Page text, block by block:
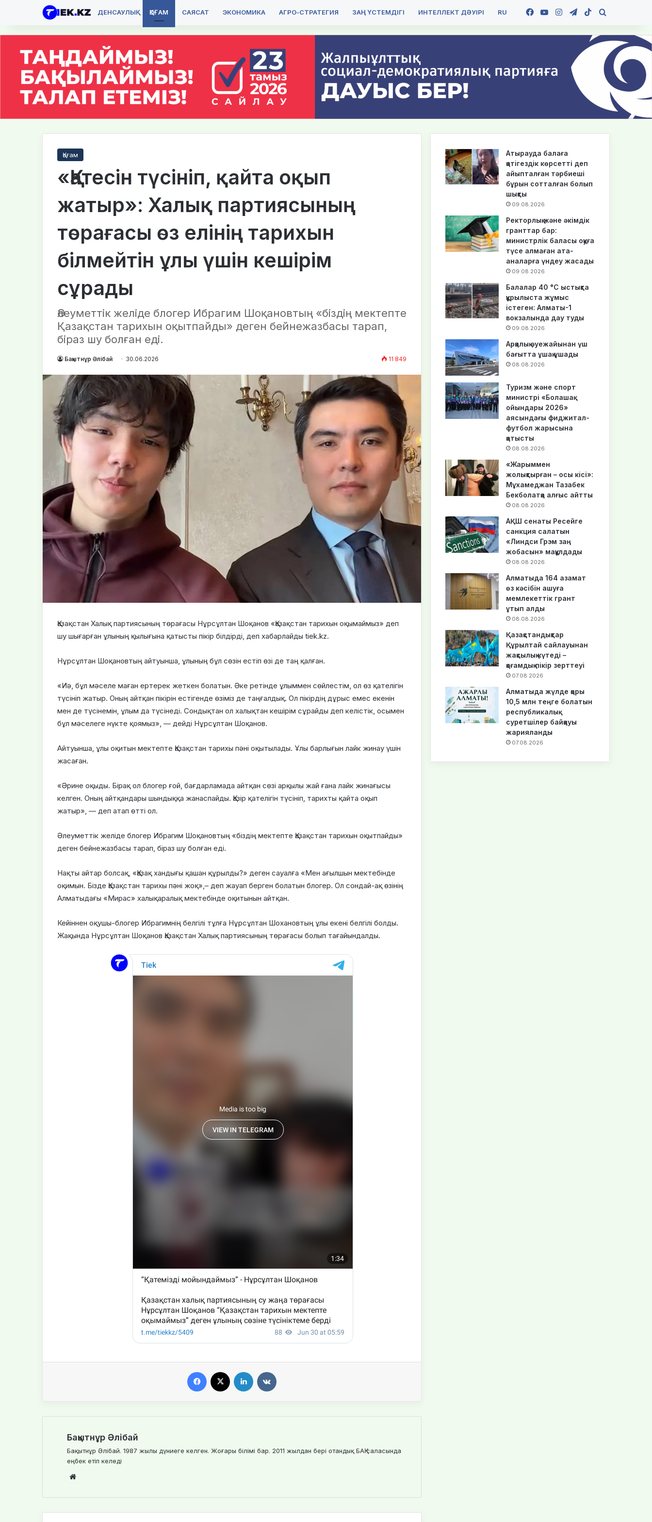
ДЕНСАУЛЫҚ ҚОҒАМ САЯСАТ ЭКОНОМИКА АГРО-СТРАТЕГИЯ ЗАҢ ҮСТЕМДІГІ ИНТЕЛЛЕКТ ДӘУІРІ RU Facebook
YouTubeInstagramTelegram
TikTok
Қоғам
«Қатесін түсініп, қайта оқып
жатыр»: Халық партиясының
төрағасы өз елінің тарихын
білмейтін ұлы үшін кешірім
сұрады
Әлеуметтік желіде блогер Ибрагим Шоқановтың «біздің мектепте
Қазақстан тарихын оқытпайды» деген бейнежазбасы тарап,
біраз шу болған еді.
Бақытнұр Әлібай 30.06.2026 11 849
Қазақстан Халық партиясының төрағасы Нұрсұлтан Шоқанов «Қазақстан тарихын оқымаймыз» деп
шу шығарған ұлының қылығына қатысты пікір білдірді, деп хабарлайды tiek.kz.
Нұрсұлтан Шоқановтың айтуынша, ұлының бұл сөзін естіп өзі де таң қалған.
«Иә, бұл мәселе маған ертерек жеткен болатын. Әке ретінде ұлыммен сөйлестім, ол өз қателігін
түсініп жатыр. Оның айтқан пікірін естігенде өзіміз де таңғалдық. Ол пікірдің дұрыс емес екенін
мен де түсінемін, ұлым да түсінеді. Сондықтан ол халықтан кешірім сұрайды деп келістік, осымен
бұл мәселеге нүкте қоямыз», — дейді Нұрсұлтан Шоқанов.
Айтуынша, ұлы оқитын мектепте Қазақстан тарихы пәні оқытылады. Ұлы барлығын лайк жинау үшін
жасаған.
«Әрине оқыды. Бірақ ол блогер ғой, бағдарламада айтқан сөзі арқылы жай ғана лайк жинағысы
келген. Оның айтқандары шындыққа жанаспайды. Қазір қателігін түсініп, тарихты қайта оқып
жатыр», — деп атап өтті ол.
Әлеуметтік желіде блогер Ибрагим Шоқановтың «біздің мектепте Қазақстан тарихын оқытпайды»
деген бейнежазбасы тарап, біраз шу болған еді.
Нақты айтар болсақ, «Қазақ хандығы қашан құрылды?» деген сауалға «Мен ағылшын мектебінде
оқимын. Бізде Қазақстан тарихы пәні жоқ»,– деп жауап берген болатын блогер. Ол сондай-ақ өзінің
Алматыдағы «Мирас» халықаралық мектебінде оқитынын айтқан.
Кейіннен оқушы-блогер Ибрагимнің белгілі тұлға Нұрсұлтан Шохановтың ұлы екені белгілі болды.
Жақында Нұрсұлтан Шоқанов Қазақстан Халық партиясының төрағасы болып тағайындалды.
Бақытнұр Әлібай
Бақытнұр Әлібай. 1987 жылы дүниеге келген. Жоғары білімі бар. 2011 жылдан бері отандық БАҚ саласында
еңбек етіп келеді
te
Атырауда балаға
қатігездік көрсетті деп
айыпталған тәрбиеші
бұрын сотталған болып
шықты
09.08.2026
Ректорлық және әкімдік
гранттар бар:
министрлік баласы оқуға
түсе алмаған ата-
аналарға үндеу жасады
09.08.2026
Балалар 40 °C ыстықта
құрылыста жұмыс
істеген: Алматы-1
вокзалында дау туды
09.08.2026
Арқалық әуежайынан үш
бағытта ұшақ ұшады
08.08.2026
Туризм және спорт
министрі «Болашақ
ойындары 2026»
аясындағы фиджитал-
футбол жарысына
қатысты
08.08.2026
«Жарыммен
жолықтырған – осы кісі»:
Мұхамеджан Тазабек
Бекболатқа алғыс айтты
08.08.2026
АҚШ сенаты Ресейге
санкция салатын
«Линдси Грэм заң
жобасын» мақұлдады
08.08.2026
Алматыда 164 азамат
өз кәсібін ашуға
мемлекеттік грант
ұтып алды
08.08.2026
Қазақстандықтар
Құрылтай сайлауынан
жақсылық күтеді –
қоғамдық пікір зерттеуі
07.08.2026
Алматыда жүлде қоры
10,5 млн теңге болатын
республикалық
суретшілер байқауы
жарияланды
07.08.2026